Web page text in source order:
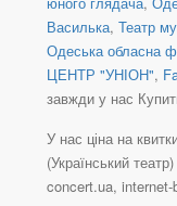
Василька, Театр
Одеська обласна
ЦЕНТР "УНІОН",
завжди у нас
У нас ціна на
(Український
concert.ua,